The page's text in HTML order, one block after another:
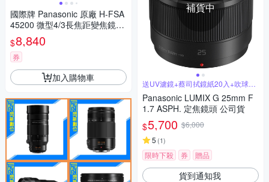
國際牌 Panasonic 原廠 H-FSA
45200 微型4/3長焦距變焦鏡頭
LUMIX G X VARIO 45-200mm
單眼鏡頭 相機
$8,840
券
加入購物車
補貨中
送UV濾鏡+蔡司拭鏡紙20入+吹球拭
筆組
Panasonic LUMIX G 25mm F
1.7 ASPH. 定焦鏡頭 公司貨
$5,700 $6,000
5 (1)
限時下殺 券 贈品
貨到通知我